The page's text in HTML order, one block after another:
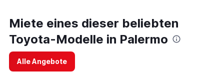
Miete eines dieser beliebten
Toyota-Modelle in Palermo
Alle Angebote